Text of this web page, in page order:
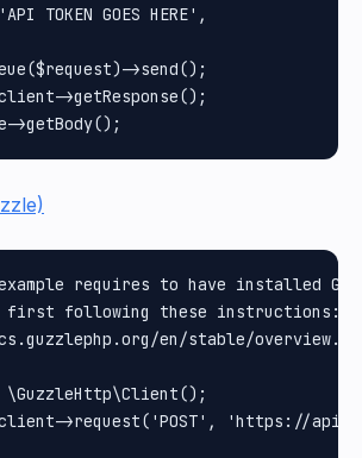
TOKEN GOES HERE',
>send();
>getResponse();
requires to have installed
following these instructions:
en/stable/
\GuzzleHttp\Client();
>request('POST', 'https://